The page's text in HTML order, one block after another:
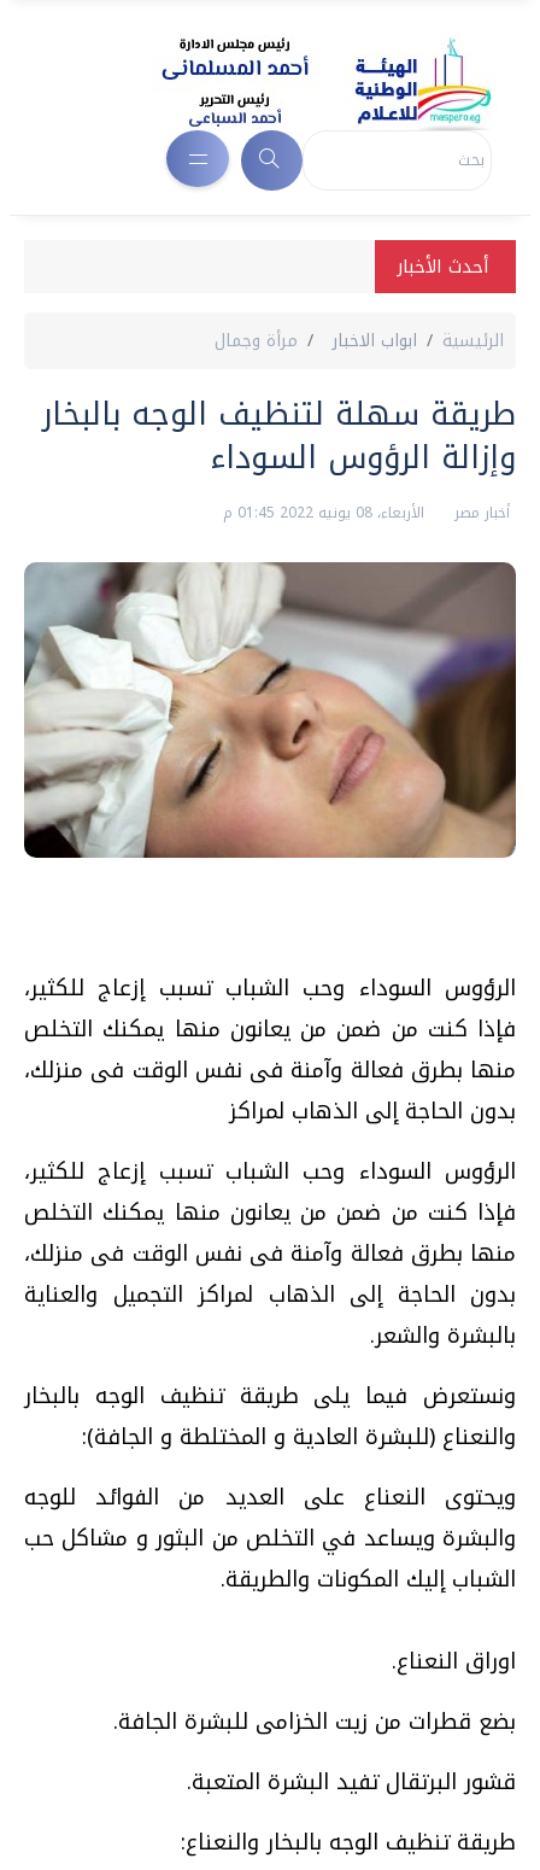
أحدث الأخبار
الرئيسية ابواب الاخبار مرأة وجمال
طريقة سهلة لتنظيف الوجه بالبخار
وإزالة الرؤوس السوداء
أخبار مصر الأربعاء، 08 يونيه 2022 01:45 م
الرؤوس السوداء وحب الشباب تسبب إزعاج للكثير،
فإذا كنت من ضمن من يعانون منها يمكنك التخلص
منها بطرق فعالة وآمنة فى نفس الوقت فى منزلك،
بدون الحاجة إلى الذهاب لمراكز
الرؤوس السوداء وحب الشباب تسبب إزعاج للكثير،
فإذا كنت من ضمن من يعانون منها يمكنك التخلص
منها بطرق فعالة وآمنة فى نفس الوقت فى منزلك،
بدون الحاجة إلى الذهاب لمراكز التجميل والعناية
بالبشرة والشعر.
ونستعرض فيما يلى طريقة تنظيف الوجه بالبخار
والنعناع (للبشرة العادية و المختلطة و الجافة):
ويحتوى النعناع على العديد من الفوائد للوجه
والبشرة ويساعد في التخلص من البثور و مشاكل حب
الشباب إليك المكونات والطريقة.
اوراق النعناع.
بضع قطرات من زيت الخزامى للبشرة الجافة.
قشور البرتقال تفيد البشرة المتعبة.
طريقة تنظيف الوجه بالبخار والنعناع: